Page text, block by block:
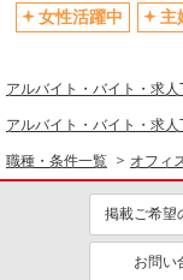
同じ職種から求人
コールセンター
同じ特徴から求人を
未経験歓迎
女性活躍中
主
アルバイト・バイト・求人
アルバイト・バイト・求人
職種・条件一覧 オフィ
掲載ご希望
お問い